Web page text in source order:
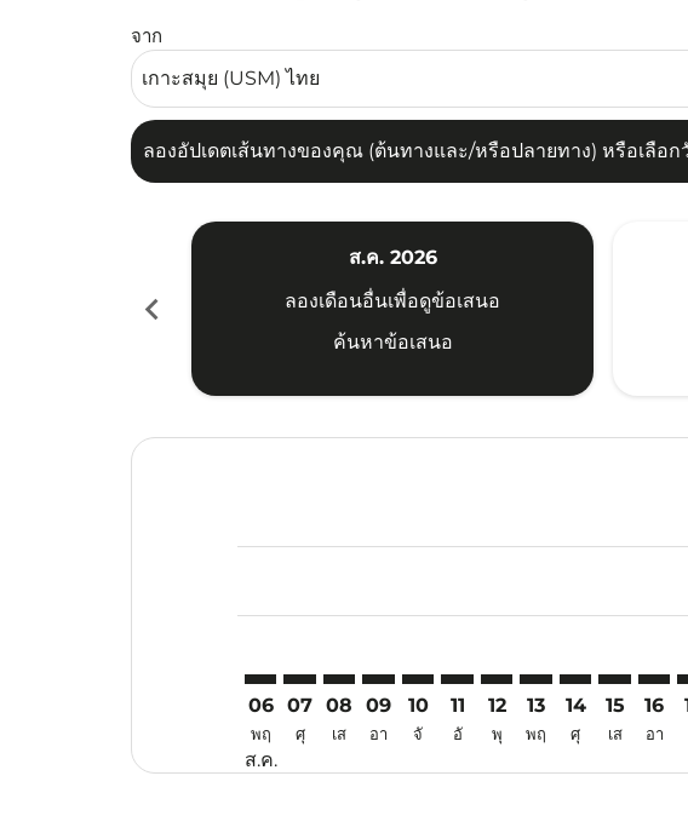
จาก
ลองอัปเดตเส้นทางของคุณ (ต้นทางและ/หรือปลายทาง) หรือเลือ
chevron_left
ส.ค. 2026
ลองเดือนอื่นเพื่อดูข้อเสนอ
ค้นหาข้อเสนอ
06
พฤ
ส.ค.
07
ศุ
08
เส
09
อา
10
จั
11
อั
12
พุ
13
พฤ
14
ศุ
15
เส
16
อา